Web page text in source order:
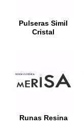
Pulseras Simil
Cristal
Runas Resina